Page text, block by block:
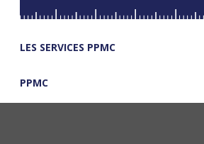
LES SERVICES PPMC
PPMC